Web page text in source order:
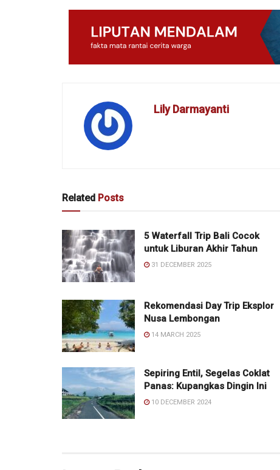
Lily Darmayanti
Related Posts
5 Waterfall Trip Bali Cocok
untuk Liburan Akhir Tahun
31 DECEMBER 2025
Rekomendasi Day Trip Eksplor
Nusa Lembongan
14 MARCH 2025
Sepiring Entil, Segelas Coklat
Panas: Kupangkas Dingin Ini
10 DECEMBER 2024